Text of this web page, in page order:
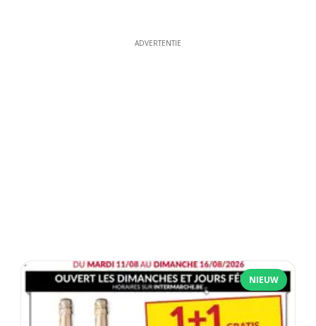
ADVERTENTIE
NIEUW